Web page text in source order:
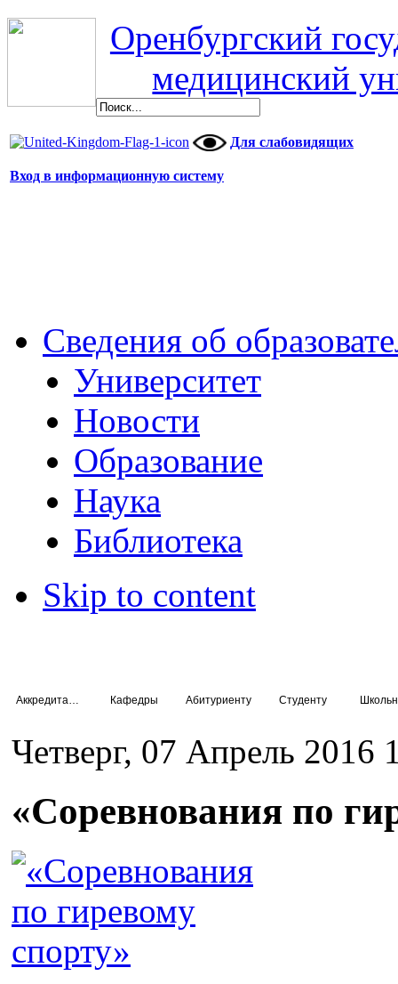
Оренбургский
медицинский
Для слабовидящих
Вход в информационную систему
Сведения об
Университет
Новости
Образование
Наука
Библиотека
Skip to content
Кафедры Абитуриенту Студенту
Четверг, 07 Апрель 2016
«Соревнования по